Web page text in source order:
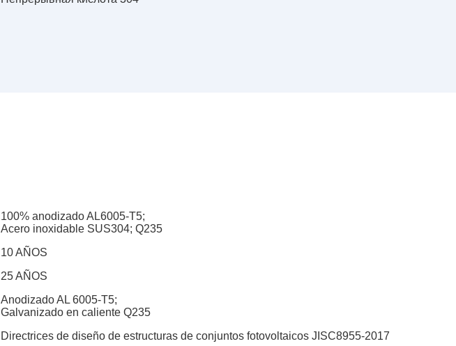
100% anodizado AL6005-T5;
Acero inoxidable SUS304; Q235
10 AÑOS
25 AÑOS
Anodizado AL 6005-T5;
Galvanizado en caliente Q235
Directrices de diseño de estructuras de conjuntos fotovoltaicos JISC8955-2017